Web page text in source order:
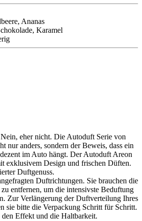
Ananas
Karamel
eher nicht. Die Autoduft Serie von
nur anders, sondern der Beweis, dass ein
im Auto hängt. Der Autoduft Areon
exklusivem Design und frischen Düften.
Duftgenuss.
Duftrichtungen. Sie brauchen die
entfernen, um die intensivste Beduftung
Zur Verlängerung der Duftverteilung Ihres
sie bitte die Verpackung Schritt für Schritt.
Effekt und die Haltbarkeit.